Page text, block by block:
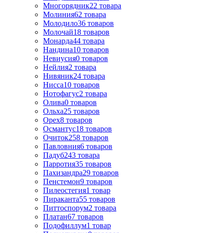
Многорядник22 товара
Молиния62 товара
Молодило36 товаров
Молочай18 товаров
Монарда44 товара
Нандина10 товаров
Невиусия0 товаров
Нейлия2 товара
Нивяник24 товара
Нисса10 товаров
Нотофагус2 товара
Олива0 товаров
Ольха25 товаров
Орех8 товаров
Османтус18 товаров
Очиток258 товаров
Павловния6 товаров
Падуб243 товара
Парротия35 товаров
Пахизандра29 товаров
Пенстемон9 товаров
Пилеостегия1 товар
Пираканта55 товаров
Питтоспорум2 товара
Платан67 товаров
Подофиллум1 товар